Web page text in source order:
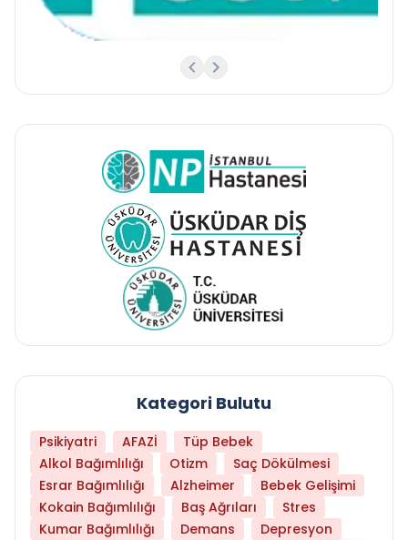
Kategori Bulutu
Psikiyatri AFAZİ
Tüp Bebek
Alkol Bağımlılığı
Otizm
Saç Dökülmesi
Esrar Bağımlılığı
Alzheimer
Bebek Gelişimi
Kokain Bağımlılığı
Baş Ağrıları
Stres
Kumar Bağımlılığı
Demans
Depresyon